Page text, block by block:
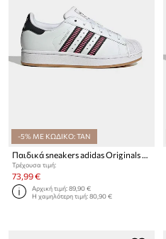
-5% ΜΕ ΚΩΔΙΚΟ: TAN
Τρέχουσα τιμή:
73,99 €
Αρχική τιμή:89,90 €
Η χαμηλότερη τιμή:80,90 €